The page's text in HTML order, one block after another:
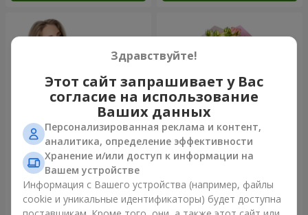
Букет "Королеве сердца"
3 777 грн
Микс "Планета роз" из 51
6 540 грн
Здравствуйте!
Этот сайт запрашивает у Вас
согласие на использование
Ваших данных
Персонализированная реклама и контент,
аналитика, определение эффективности
Хранение и/или доступ к информации на
Вашем устройстве
Информация с Вашего устройства (например, файлы
cookie и уникальные идентификаторы) будет доступна